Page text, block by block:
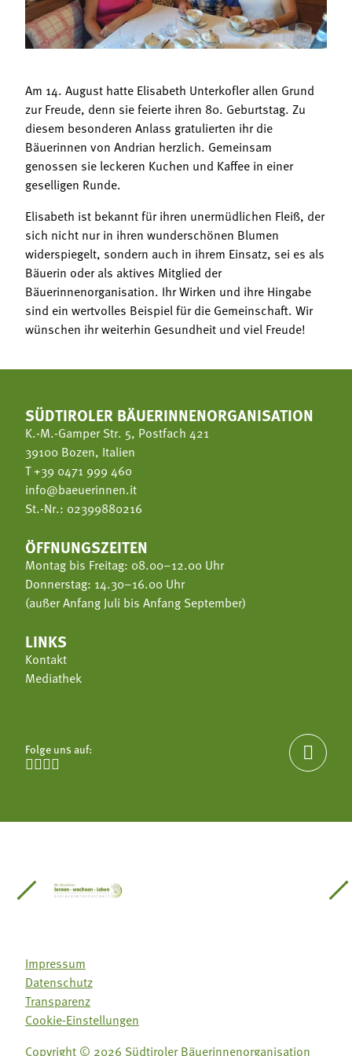
Mitgliedschaft
Folge uns auf:
Bäuerliche Buffets
Folge uns auf:
Am 14. August hatte Elisabeth Unterkofler allen Grund
zur Freude, denn sie feierte ihren 80. Geburtstag. Zu
diesem besonderen Anlass gratulierten ihr die
Bäuerinnen von Andrian herzlich. Gemeinsam
genossen sie leckeren Kuchen und Kaffee in einer
geselligen Runde.
Elisabeth ist bekannt für ihren unermüdlichen Fleiß, der
sich nicht nur in ihren wunderschönen Blumen
widerspiegelt, sondern auch in ihrem Einsatz, sei es als
Bäuerin oder als aktives Mitglied der
Bäuerinnenorganisation. Ihr Wirken und ihre Hingabe
sind ein wertvolles Beispiel für die Gemeinschaft. Wir
wünschen ihr weiterhin Gesundheit und viel Freude!
SÜDTIROLER BÄUERINNENORGANISATION
K.-M.-Gamper Str. 5, Postfach 421
39100 Bozen, Italien
T+39 0471 999 460
info@baeuerinnen.it
St.-Nr.: 02399880216
ÖFFNUNGSZEITEN
Montag bis Freitag: 08.00–12.00 Uhr
Donnerstag: 14.30–16.00 Uhr
(außer Anfang Juli bis Anfang September)
LINKS
Kontakt
Mediathek
Folge uns auf:
   

Südtirol
Gärtnervereinigung
Sozialgenossenschaft Mit Bäuerinnen lernen -
Lebensberatung für dieAus unserer
Impressum
Datenschutz
Transparenz
Cookie-Einstellungen
Copyright © 2026 Südtiroler Bäuerinnenorganisation